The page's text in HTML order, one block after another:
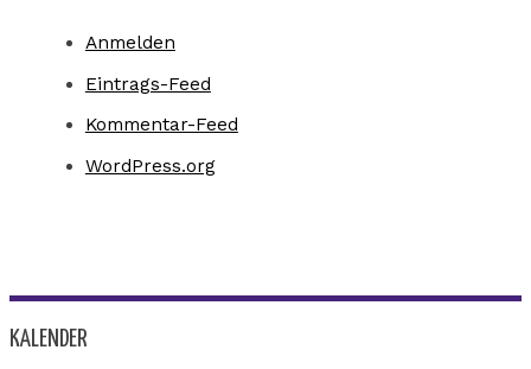
Anmelden
Eintrags-Feed
Kommentar-Feed
WordPress.org
KALENDER